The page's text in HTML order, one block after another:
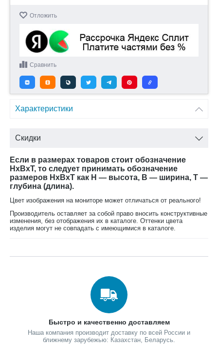
Отложить
Сравнить
Характеристики
Скидки
Если в размерах товаров стоит обозначение
HxBxT, то следует принимать обозначение
размеров HxBxT как H — высота, B — ширина, T —
глубина (длина).
Цвет изображения на мониторе может отличаться от реального!
Производитель оставляет за собой право вносить конструктивные
изменения, без отображения их в каталоге. Оттенки цвета
изделия могут не совпадать с имеющимися в каталоге.
Быстро и качественно доставляем
Наша компания производит доставку по всей России и
ближнему зарубежью: Казахстан, Беларусь.